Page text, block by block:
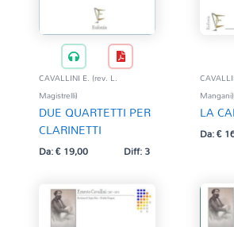
CAVALLINI E. (rev. L.
Magistrelli)
DUE QUARTETTI PER
CLARINETTI
Da:€19,00 Diff: 3
Mangani)
LA
Da:€